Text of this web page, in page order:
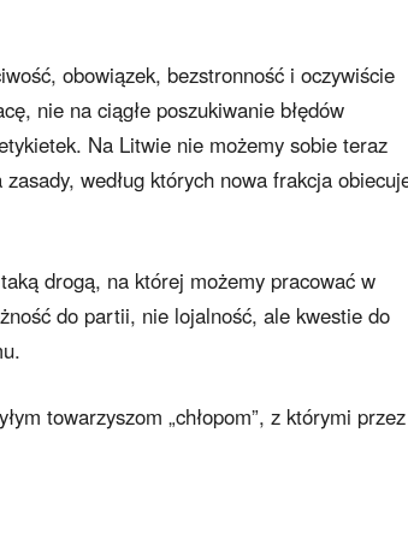
obowiązek, bezstronność i oczywiście
nie na ciągłe poszukiwanie błędów
Na Litwie nie możemy sobie teraz
według których nowa frakcja
drogą, na której możemy pracować w
do partii, nie lojalność, ale kwestie do
towarzyszom „chłopom”, z którymi